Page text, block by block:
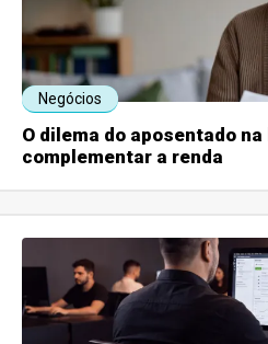
Negócios
O dilema do aposentado
complementar a renda